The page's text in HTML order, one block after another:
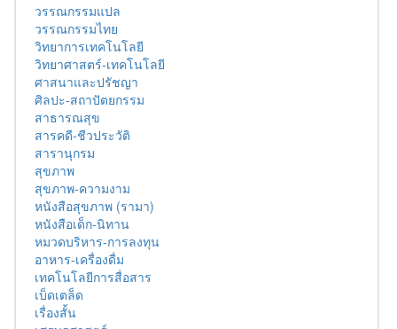
วรรณกรรมแปล
วรรณกรรมไทย
วิทยาการเทคโนโลยี
วิทยาศาสตร์-เทคโนโลยี
ศาสนาและปรัชญา
ศิลปะ-สถาปัตยกรรม
สาธารณสุข
สารคดี-ชีวประวัติ
สารานุกรม
สุขภาพ
สุขภาพ-ความงาม
หนังสือสุขภาพ (รามา)
หนังสือเด็ก-นิทาน
หมวดบริหาร-การลงทุน
อาหาร-เครื่องดื่ม
เทคโนโลยีการสื่อสาร
เบ็ดเตล็ด
เรื่องสั้น